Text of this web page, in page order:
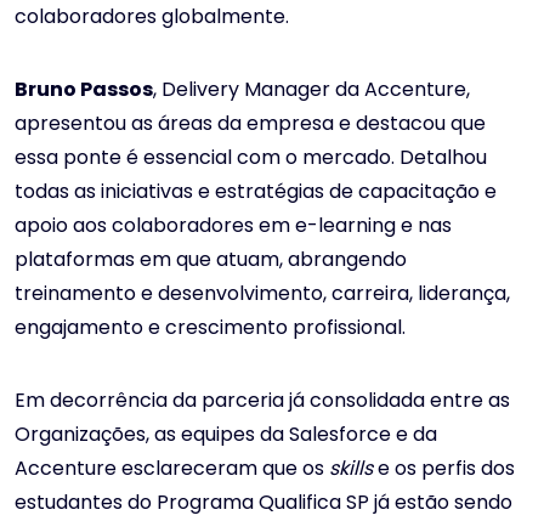
colaboradores globalmente.
Bruno Passos, Delivery Manager da Accenture,
apresentou as áreas da empresa e destacou que
essa ponte é essencial com o mercado. Detalhou
todas as iniciativas e estratégias de capacitação e
apoio aos colaboradores em e-learning e nas
plataformas em que atuam, abrangendo
treinamento e desenvolvimento, carreira, liderança,
engajamento e crescimento profissional.
Em decorrência da parceria já consolidada entre as
Organizações, as equipes da Salesforce e da
Accenture esclareceram que os skillse os perfis dos
estudantes do Programa Qualifica SP já estão sendo